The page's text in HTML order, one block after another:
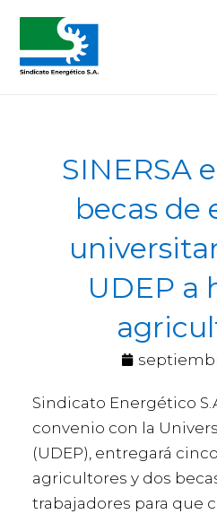
contenido
SINERSA
becas de
UDEP a
Sindicato Energético
convenio con la
(UDEP), entregará
agricultores y dos
trabajadores para que